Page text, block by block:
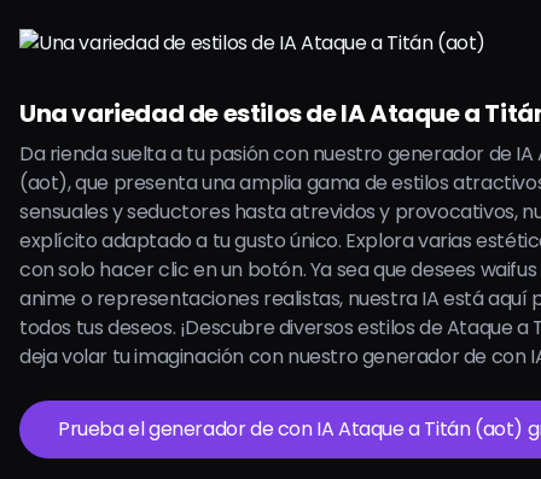
Una variedad de estilos de IA Ataque a
Da rienda suelta a tu pasión con nuestro generador de IA
(aot), que presenta una amplia gama de estilos
sensuales y seductores hasta atrevidos y provocativos,
explícito adaptado a tu gusto único. Explora varias
con solo hacer clic en un botón. Ya sea que desees
anime o representaciones realistas, nuestra IA está aquí
todos tus deseos. ¡Descubre diversos estilos de Ataque
deja volar tu imaginación con nuestro generador de con
Prueba el generador de con IA Ataque a Titán (aot)